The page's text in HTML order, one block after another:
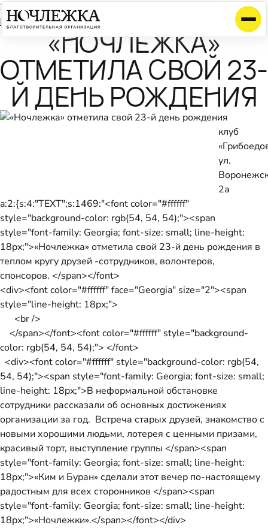
21 февраля 2013
Календарь
«НОЧЛЕЖКА»
ОТМЕТИЛА СВОЙ 23-
Й ДЕНЬ РОЖДЕНИЯ
клуб
ул.
2а
a:2:{s:4:"TEXT";s:1469:"<font color="#ffffff"
style="background-color: rgb(54, 54, 54);"><span
style="font-family: Georgia; font-size: small; line-height:
18px;">«Ночлежка» отметила свой 23-й день рождения в
теплом кругу друзей -сотрудников, волонтеров,
спонсоров. </span></font>
<div><font color="#ffffff" face="Georgia" size="2"><span
style="line-height: 18px;">
<br />
</span></font><font color="#ffffff" style="background-
color: rgb(54, 54, 54);"> </font>
<div><font color="#ffffff" style="background-color: rgb(54,
54, 54);"><span style="font-family: Georgia; font-size: small;
line-height: 18px;">В неформальной обстановке
сотрудники рассказали об основных достижениях
организации за год. Встреча старых друзей, знакомство с
новыми хорошими людьми, лотерея с ценными призами,
красивый торт, выступление группы </span><span
style="font-family: Georgia; font-size: small; line-height:
18px;">«Ким и Буран» сделали этот вечер по-настоящему
радостным для всех сторонников </span><span
style="font-family: Georgia; font-size: small; line-height:
18px;">«Ночлежки».</span></font></div>